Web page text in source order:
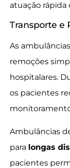
atuação rápida
Transporte e
As
remoções
hospitalares.
os pacientes
Ambulâncias
para longas
pacientes